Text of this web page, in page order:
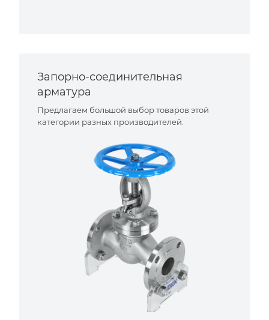
Запорно-соединительная
арматура
Предлагаем большой выбор товаров этой
категории разных производителей.